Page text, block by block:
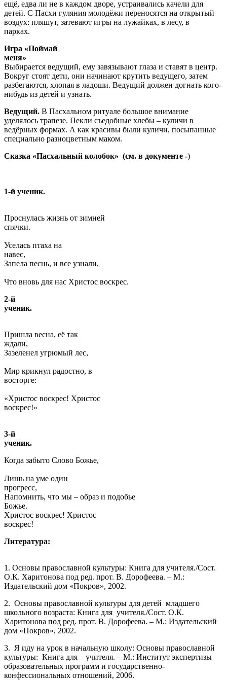
ещё, едва ли не в каждом дворе, устраивались качели для
детей. С Пасхи гуляния молодёжи переносятся на открытый
воздух: пляшут, затевают игры на лужайках, в лесу, в
парках.
Игра «Поймай
Выбирается ведущий, ему завязывают глаза и ставят в центр.
Вокруг стоят дети, они начинают крутить ведущего, затем
разбегаются, хлопая в ладоши. Ведущий должен догнать кого-
нибудь из детей и узнать.
Ведущий. В Пасхальном ритуале большое внимание
уделялось трапезе. Пекли съедобные хлебы – куличи в
ведёрных формах. А как красивы были куличи, посыпанные
специально разноцветным маком.
Сказка «Пасхальный колобок» (см. в документе -)
1-й ученик.
Проснулась жизнь от зимней
спячки.
Уселась птаха на
Запела песнь, и все узнали,
Что вновь для нас Христос воскрес.
2-й
Пришла весна, её так
Зазеленел угрюмый лес,
Мир крикнул радостно, в
«Христос воскрес! Христос
3-й
Когда забыто Слово Божье,
Лишь на уме один
Напомнить, что мы – образ и подобье
Божье.
Христос воскрес! Христос
воскрес!
Литература:
1. Основы православной культуры: Книга для учителя./Сост.
О.К. Харитонова под ред. прот. В. Дорофеева. – М.:
Издательский дом «Покров», 2002.
2. Основы православной культуры для детей младшего
школьного возраста: Книга для учителя./Сост. О.К.
Харитонова под ред. прот. В. Дорофеева. – М.: Издательский
дом «Покров», 2002.
3. Я иду на урок в начальную школу: Основы православной
культуры: Книга для учителя. – М.: Институт экспертизы
образовательных программ и государственно-
конфессиональных отношений, 2006.